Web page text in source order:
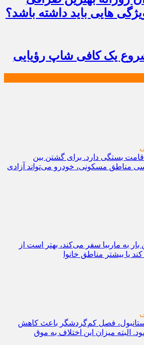
هایی باید داشته باشد؟
یک کافی شاپ رؤیایی
بستگی دارد. برای گشتن بین
مناطق مسکونی، خودرو می‌تواند آزادی
بار به ماربیا سفر می‌کند، بهتر است از
یا بیشتر مناطق خانوا
فصل کم‌گردشگر باعث کاهش
البته میزان این اختلاف به موق